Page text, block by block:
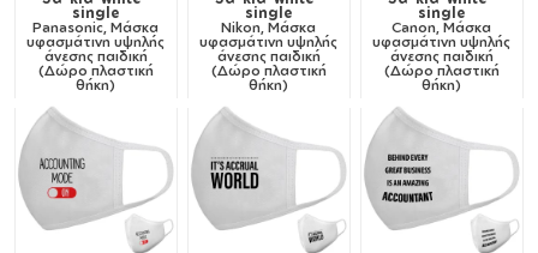
single
Panasonic, Μάσκα
υφασμάτινη υψηλής
άνεσης παιδική
(Δώρο πλαστική
θήκη)
single
Nikon, Μάσκα
υφασμάτινη υψηλής
άνεσης παιδική
(Δώρο πλαστική
θήκη)
single
Canon, Μάσκα
υφασμάτινη υψηλής
άνεσης παιδική
(Δώρο πλαστική
θήκη)